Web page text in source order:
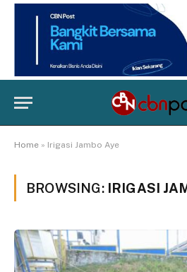
Home » Irigasi Jambo Aye
BROWSING: IRIGASI